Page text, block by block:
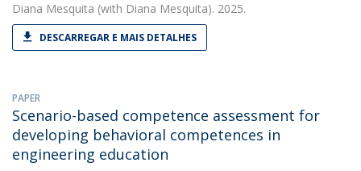
Diana Mesquita (with Diana Mesquita). 2025.
DESCARREGAR E MAIS DETALHES
PAPER
Scenario-based competence assessment for
developing behavioral competences in
engineering education